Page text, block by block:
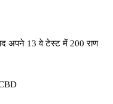
अपने 13 वे टेस्ट में 200 राण